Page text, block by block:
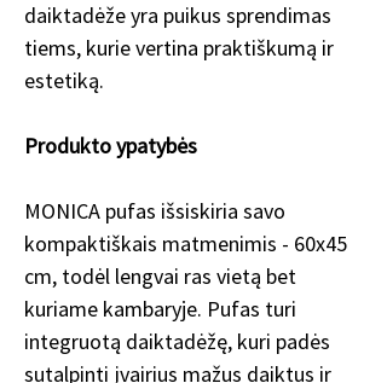
daiktadėže yra puikus sprendimas
tiems, kurie vertina praktiškumą ir
estetiką.
Produkto ypatybės
MONICA pufas išsiskiria savo
kompaktiškais matmenimis - 60x45
cm, todėl lengvai ras vietą bet
kuriame kambaryje. Pufas turi
integruotą daiktadėžę, kuri padės
sutalpinti įvairius mažus daiktus ir